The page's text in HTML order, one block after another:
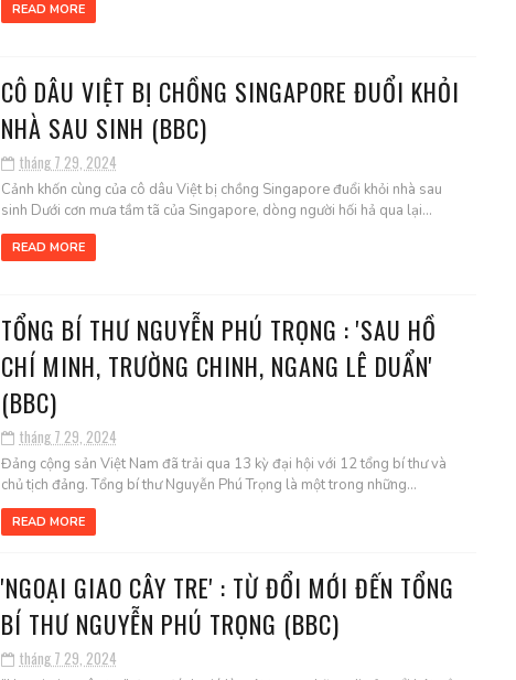
READ MORE
CÔ DÂU VIỆT BỊ CHỒNG SINGAPORE ĐUỔI KHỎI
NHÀ SAU SINH (BBC)
tháng 7 29, 2024
Cảnh khốn cùng của cô dâu Việt bị chồng Singapore đuổi khỏi nhà sau
sinh Dưới cơn mưa tầm tã của Singapore, dòng người hối hả qua lại...
READ MORE
TỔNG BÍ THƯ NGUYỄN PHÚ TRỌNG : 'SAU HỒ
CHÍ MINH, TRƯỜNG CHINH, NGANG LÊ DUẨN'
(BBC)
tháng 7 29, 2024
Đảng cộng sản Việt Nam đã trải qua 13 kỳ đại hội với 12 tổng bí thư và
chủ tịch đảng. Tổng bí thư Nguyễn Phú Trọng là một trong những...
READ MORE
'NGOẠI GIAO CÂY TRE' : TỪ ĐỔI MỚI ĐẾN TỔNG
BÍ THƯ NGUYỄN PHÚ TRỌNG (BBC)
tháng 7 29, 2024